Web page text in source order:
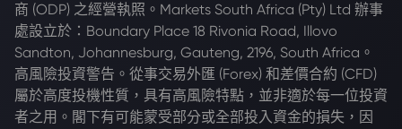
商 (ODP) 之經營執照。Markets South Africa (Pty) Ltd 辦事
處設立於：Boundary Place 18 Rivonia Road, Illovo
Sandton, Johannesburg, Gauteng, 2196, South Africa。
高風險投資警告。從事交易外匯 (Forex) 和差價合約 (CFD)
屬於高度投機性質，具有高風險特點，並非適於每一位投資
者之用。閣下有可能蒙受部分或全部投入資金的損失，因